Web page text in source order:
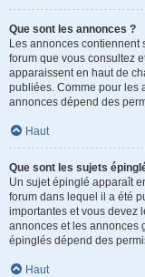
Que sont les annonces ?
Les annonces contiennent
forum que vous consultez
apparaissent en haut de
publiées. Comme pour les
annonces dépend des
Haut
Que sont les sujets
Un sujet épinglé apparaît
forum dans lequel il a été
importantes et vous devez
annonces et les annonces
épinglés dépend des
Haut